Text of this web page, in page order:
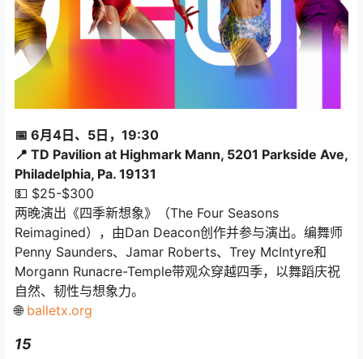
📅 6月4日、5日，19:30
📍 TD Pavilion at Highmark Mann, 5201 Parkside Ave,
Philadelphia, Pa. 19131
💵 $25-$300
两晚演出《四季新想象》（The Four Seasons
Reimagined），由Dan Deacon创作并参与演出。编舞师
Penny Saunders、Jamar Roberts、Trey McIntyre和
Morgann Runacre-Temple带观众穿越四季，以舞蹈庆祝
自然、韧性与想象力。
🌐 balletx.org
15